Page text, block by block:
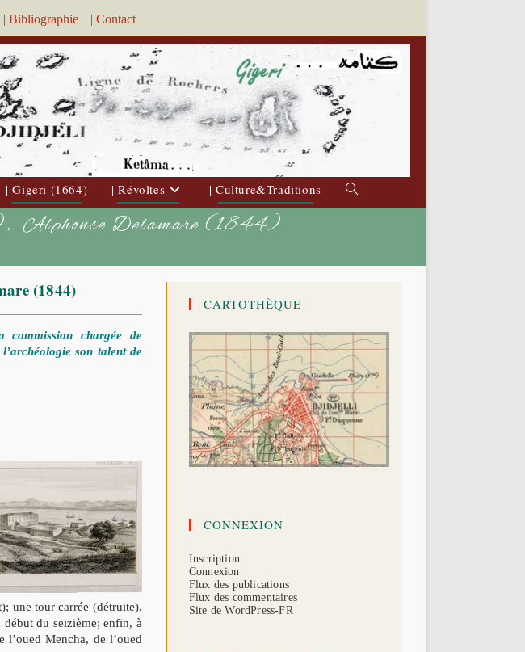
| Bibliographie | Contact
| Gigeri (1664) | Révoltes | Culture&Traditions
Toggle
Alphonse Delamare (1844)
(1844)
chargée de
son talent de
une tour carrée (détruite),
du seizième; enfin, à
l’oued Mencha, de l’oued
CARTOTHÈQUE
CONNEXION
Inscription
Connexion
Flux des publications
Flux des commentaires
Site de WordPress-FR